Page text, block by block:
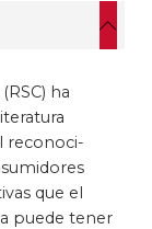
ha
reconoci-
que el
puede tener